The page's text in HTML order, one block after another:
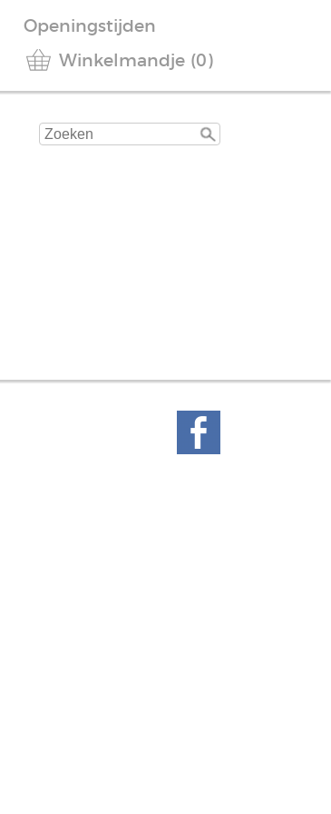
Openingstijden
Winkelmandje (0)